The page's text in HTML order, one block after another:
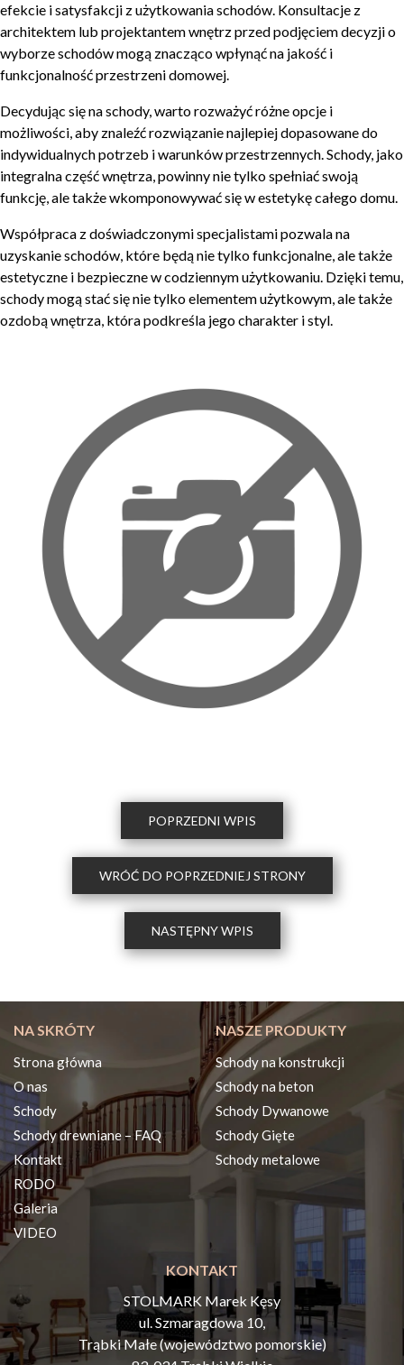
efekcie i satysfakcji z użytkowania schodów. Konsultacje z
architektem lub projektantem wnętrz przed podjęciem decyzji o
wyborze schodów mogą znacząco wpłynąć na jakość i
funkcjonalność przestrzeni domowej.
Decydując się na schody, warto rozważyć różne opcje i
możliwości, aby znaleźć rozwiązanie najlepiej dopasowane do
indywidualnych potrzeb i warunków przestrzennych. Schody, jako
integralna część wnętrza, powinny nie tylko spełniać swoją
funkcję, ale także wkomponowywać się w estetykę całego domu.
Współpraca z doświadczonymi specjalistami pozwala na
uzyskanie schodów, które będą nie tylko funkcjonalne, ale także
estetyczne i bezpieczne w codziennym użytkowaniu. Dzięki temu,
schody mogą stać się nie tylko elementem użytkowym, ale także
ozdobą wnętrza, która podkreśla jego charakter i styl.
POPRZEDNI WPIS
WRÓĆ DO POPRZEDNIEJ STRONY
NASTĘPNY WPIS
NA SKRÓTY
Strona główna
O nas
Schody
Schody drewniane – FAQ
Kontakt
RODO
Galeria
VIDEO
NASZE PRODUKTY
Schody na konstrukcji
Schody na beton
Schody Dywanowe
Schody Gięte
Schody metalowe
KONTAKT
STOLMARK Marek Kęsy
ul. Szmaragdowa 10,
Trąbki Małe (województwo pomorskie)